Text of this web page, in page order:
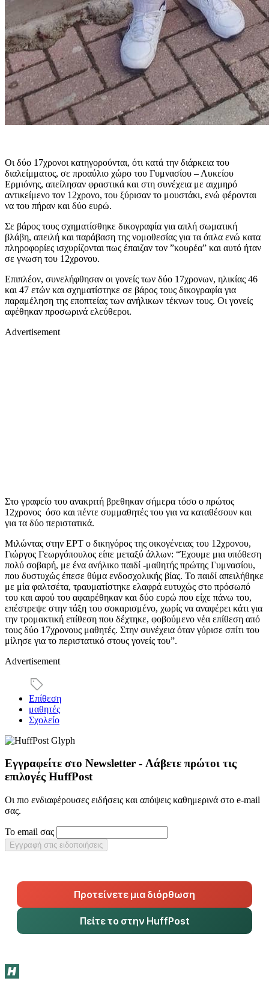
Οι δύο 17χρονοι κατηγορούνται, ότι κατά την διάρκεια του
διαλείμματος, σε προαύλιο χώρο του Γυμνασίου – Λυκείου
Ερμιόνης, απείλησαν φραστικά και στη συνέχεια με αιχμηρό
αντικείμενο τον 12χρονο, του ξύρισαν το μουστάκι, ενώ φέρονται
να του πήραν και δύο ευρώ.
Σε βάρος τους σχηματίσθηκε δικογραφία για απλή σωματική
βλάβη, απειλή και παράβαση της νομοθεσίας για τα όπλα ενώ κατα
πληροφορίες ισχυρίζονται πως έπαιζαν τον ”κουρέα” και αυτό ήταν
σε γνωση του 12χρονου.
Επιπλέον, συνελήφθησαν οι γονείς των δύο 17χρονων, ηλικίας 46
και 47 ετών και σχηματίστηκε σε βάρος τους δικογραφία για
παραμέληση της εποπτείας των ανήλικων τέκνων τους. Οι γονείς
αφέθηκαν προσωρινά ελεύθεροι.
Advertisement
Στο γραφείο του ανακριτή βρεθηκαν σήμερα τόσο ο πρώτος
12χρονος όσο και πέντε συμμαθητές του για να καταθέσουν και
για τα δύο περιστατικά.
Μιλώντας στην ΕΡΤ ο δικηγόρος της οικογένειας του 12χρονου,
Γιώργος Γεωργόπουλος είπε μεταξύ άλλων: “Έχουμε μια υπόθεση
πολύ σοβαρή, με ένα ανήλικο παιδί -μαθητής πρώτης Γυμνασίου,
που δυστυχώς έπεσε θύμα ενδοσχολικής βίας. Το παιδί απειλήθηκε
με μία φαλτσέτα, τραυματίστηκε ελαφρά ευτυχώς στο πρόσωπό
του και αφού του αφαιρέθηκαν και δύο ευρώ που είχε πάνω του,
επέστρεψε στην τάξη του σοκαρισμένο, χωρίς να αναφέρει κάτι για
την τρομακτική επίθεση που δέχτηκε, φοβούμενο νέα επίθεση από
τους δύο 17χρονους μαθητές. Στην συνέχεια όταν γύρισε σπίτι του
μίλησε για το περιστατικό στους γονείς του”.
Advertisement
Επίθεση
μαθητές
Σχολείο
Εγγραφείτε στο Newsletter - Λάβετε πρώτοι τις
επιλογές HuffPost
Οι πιο ενδιαφέρουσες ειδήσεις και απόψεις καθημερινά στο e-mail
σας.
Το email σας
Εγγραφή στις ειδοποιήσεις
Προτείνετε μια διόρθωση
Πείτε το στην HuffPost